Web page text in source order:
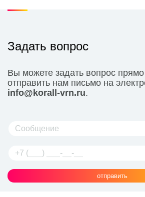
Задать вопрос
Вы можете задать вопрос
отправить нам письмо на
info@korall-vrn.ru.
отправить